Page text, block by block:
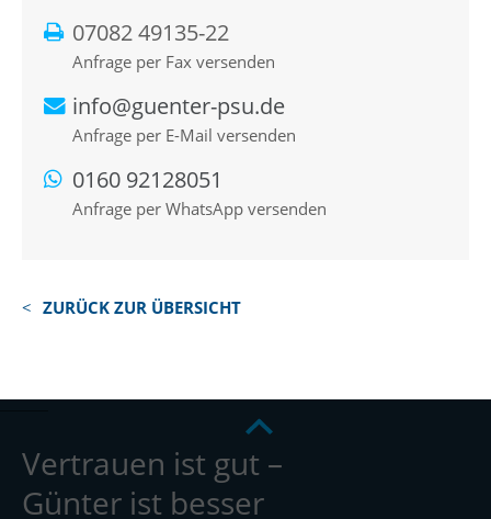
07082 49135-22
Anfrage per Fax versenden
info@guenter-psu.de
Anfrage per E-Mail versenden
0160 92128051
Anfrage per WhatsApp versenden
ZURÜCK ZUR ÜBERSICHT
Vertrauen ist gut –
Günter ist besser